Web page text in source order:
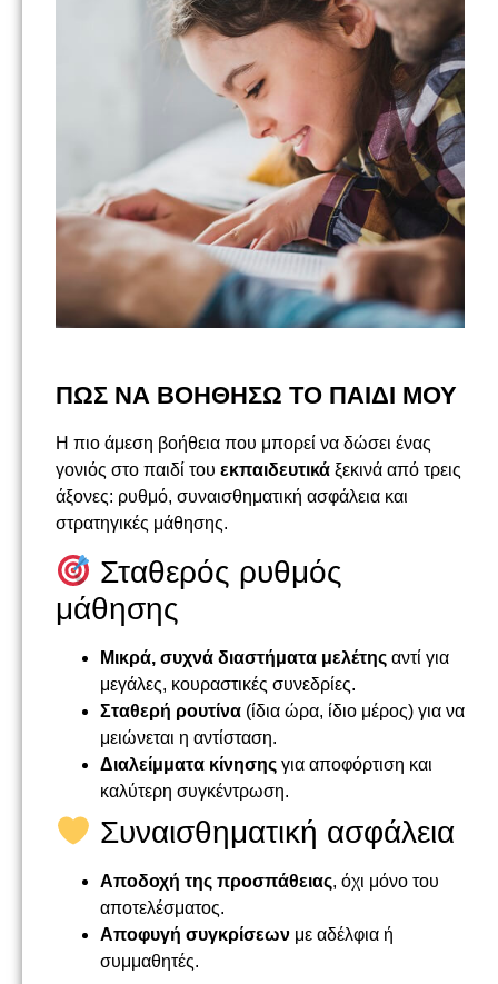
ΠΩΣ ΝΑ ΒΟΗΘΗΣΩ ΤΟ ΠΑΙΔΙ ΜΟΥ
Η πιο άμεση βοήθεια που μπορεί να δώσει ένας
γονιός στο παιδί του εκπαιδευτικά ξεκινά από τρεις
άξονες: ρυθμό, συναισθηματική ασφάλεια και
στρατηγικές μάθησης.
Σταθερός ρυθμός
μάθησης
Μικρά, συχνά διαστήματα μελέτης αντί για
μεγάλες, κουραστικές συνεδρίες.
Σταθερή ρουτίνα (ίδια ώρα, ίδιο μέρος) για να
μειώνεται η αντίσταση.
Διαλείμματα κίνησης για αποφόρτιση και
καλύτερη συγκέντρωση.
Συναισθηματική ασφάλεια
Αποδοχή της προσπάθειας, όχι μόνο του
αποτελέσματος.
Αποφυγή συγκρίσεων με αδέλφια ή
συμμαθητές.